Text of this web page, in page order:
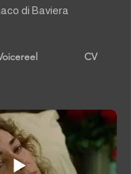
di Baviera
CV